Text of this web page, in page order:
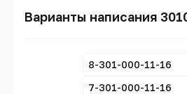
Варианты написания
8-301-000-11-16
7-301-000-11-16